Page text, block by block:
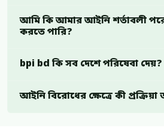
আমি কি আমার আইনি শর্তাবলী
করতে পারি?
bpi bd কি সব দেশে পরিষেবা দেয়?
আইনি বিরোধের ক্ষেত্রে কী